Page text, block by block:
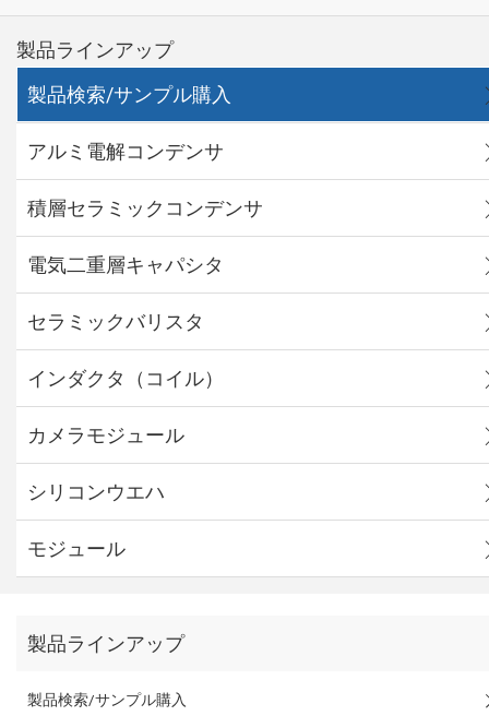
製品ラインアップ
製品検索/サンプル購入
アルミ電解コンデンサ
積層セラミックコンデンサ
電気二重層キャパシタ
セラミックバリスタ
インダクタ（コイル）
カメラモジュール
シリコンウエハ
モジュール
製品ラインアップ
製品検索/サンプル購入